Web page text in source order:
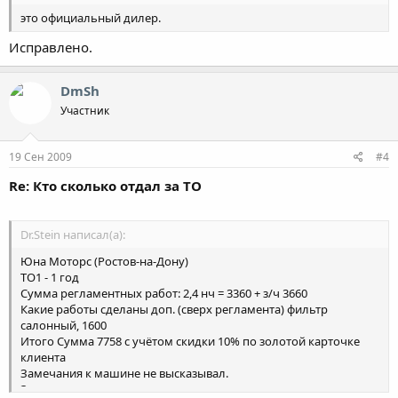
это официальный дилер.
Исправлено.
DmSh
Участник
19 Сен 2009 #4
Re: Кто сколько отдал за ТО
Dr.Stein написал(а):
Юна Моторс (Ростов-на-Дону)
ТО1 - 1 год
Сумма регламентных работ: 2,4 нч = 3360 + з/ч 3660
Какие работы сделаны доп. (сверх регламента) фильтр
салонный, 1600
Итого Сумма 7758 с учётом скидки 10% по золотой карточке
клиента
Замечания к машине не высказывал.
Замечания: